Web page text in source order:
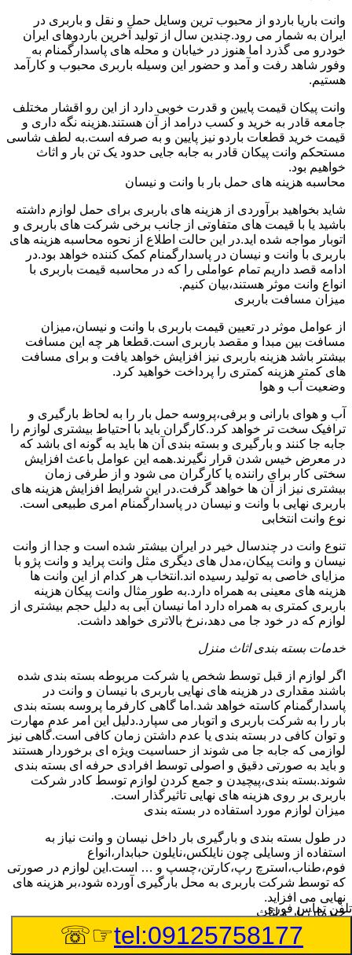
وانت باریا باردو از محبوب ترین وسایل حمل و نقل و باربری در
ایران به شمار می رود.چندین سال از تولید آخرین باردوهای ایران
خودرو می گذرد اما هنوز در خیابان و محله های پاسدارگمنام به
وفور شاهد رفت و آمد و حضور این وسیله باربری محبوب و کارآمد
هستیم.
وانت پیکان قیمت پایین و قدرت خوبی دارد از این رو اقشار مختلف
جامعه قادر به خرید و کسب درامد از آن هستند.هزینه نگه داری و
قیمت خرید قطعات باردو نیز پایین و به صرفه است.به لطف شاسی
مستحکم وانت پیکان قادر به جابه جایی حدود یک تن بار و اثاث
خواهیم بود.
محاسبه هزینه های حمل بار با وانت و نیسان
شاید بخواهید برآوردی از هزینه های باربری برای حمل لوازم داشته
باشید یا با قیمت های متفاوتی از جانب برخی شرکت های باربری و
اتوبار مواجه شده اید.در این حالت اطلاع از نحوه محاسبه هزینه های
باربری با وانت و نیسان در پاسدارگمنام کمک کننده خواهد بود.در
ادامه قصد داریم تمام عواملی را که در محاسبه قیمت باربری با
انواع وانت موثر هستند،بیان کنیم.
میزان مسافت باربری
از عوامل موثر در تعیین قیمت باربری با وانت و نیسان،میزان
مسافت بین مبدا و مقصد باربری است.قطعا هر چه این مسافت
بیشتر باشد هزینه باربری نیز افزایش خواهد یافت و برای مسافت
های کمتر هزینه کمتری را پرداخت خواهید کرد.
وضعیت آب و هوا
آب و هوای بارانی و برفی،پروسه حمل بار را به لحاظ بارگیری و
ترافیک سخت تر خواهد کرد.کارگران باید با احتیاط بیشتری لوازم را
جابه جا کنند و بارگیری و بسته بندی آن ها باید به گونه ای باشد که
در معرض خیس شدن قرار نگیرند.همه این عوامل باعث افزایش
سختی کار برای راننده یا کارگران می شود و از طرفی زمان
بیشتری نیز از آن ها خواهد گرفت.در این شرایط افزایش هزینه های
باربری نهایی با وانت و نیسان در پاسدارگمنام امری طبیعی است.
نوع وانت انتخابی
تنوع وانت در چندسال خیر در ایران بیشتر شده است و جدا از وانت
نیسان و وانت پیکان،مدل های دیگری مثل وانت پراید و وانت پژو با
مزایای خاصی به تولید رسیده اند.انتخاب هر کدام از این وانت ها
هزینه های معینی به همراه دارد.به طور مثال وانت پیکان هزینه
باربری کمتری به همراه دارد اما نیسان آبی به دلیل حجم بیشتری از
لوازم که در خود جا می دهد،نرخ بالاتری خواهد داشت.
خدمات بسته بندی اثاث منزل
اگر لوازم از قبل توسط شخص یا شرکت مربوطه بسته بندی شده
باشند مقداری در هزینه های نهایی باربری با نیسان و وانت در
پاسدارگمنام کاسته خواهد شد.اما گاهی کارفرما پروسه بسته بندی
بار را به شرکت باربری و اتوبار می سپارد.دلیل این امر عدم مهارت
و توان کافی در بسته بندی یا عدم داشتن زمان کافی است.گاهی نیز
لوازمی که جابه جا می شوند از حساسیت ویژه ای برخوردار هستند
و باید به صورتی دقیق و اصولی توسط افرادی حرفه ای بسته بندی
شوند.بسته بندی،پیچیدن و جمع کردن لوازم توسط کادر شرکت
باربری بر روی هزینه های نهایی تاثیرگذار است.
میزان لوازم مورد استفاده در بسته بندی
در طول بسته بندی و بارگیری بار داخل نیسان و وانت نیاز به
استفاده از وسایلی چون نایلکس،نایلون حبابدار،انواع
فوم،طناب،استرچ رپ،کارتن،چسپ و … است.این لوازم در صورتی
که توسط شرکت باربری به محل بارگیری آورده شود،بر هزینه های
نهایی می افزاید.
چیدمان بار و اثاث
گاهی لوازمی که توسط وانت و نیسان در پاسدارگمنام به نقاط
تلفن تماس فوری
tel:09125758177
☞☏